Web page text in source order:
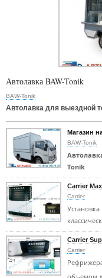
Автолавка BAW-Tonik
BAW-Tonik
Автолавка для выездной
Магазин
BAW-Tonik
Tonik
Carrier
Carrier
Carrier
Carrier
объемом